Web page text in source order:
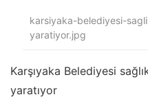
karsiyaka-belediyesi-
yaratiyor.jpg
Karşıyaka Belediyesi
yaratıyor